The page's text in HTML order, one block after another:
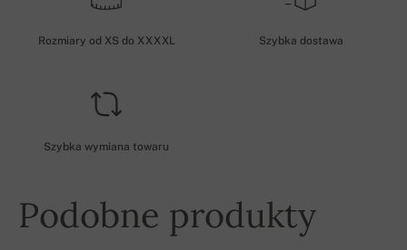
Rozmiary od XS do XXXXL Szybka dostawa
Szybka wymiana towaru
Podobne produkty